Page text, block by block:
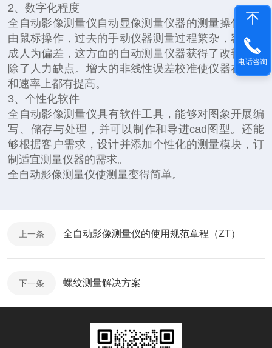
2、数字化程度
全自动影像测量仪自动显像测量仪器的测量操作全部
由鼠标操作，过去的手动仪器测量过程繁杂，容易造
成人为偏差，这方面的自动测量仪器获得了改善，去
除了人力缺点。增大的非线性误差校准使仪器在精度
和速率上都有提高。
3、个性化软件
全自动影像测量仪具有软件工具，能够对图象开展编
写、储存与处理，并可以制作和导进cad图型。还能
够根据客户需求，设计并添加个性化的测量模块，订
制适宜测量仪器的需求。
全自动影像测量仪使测量变得简单。
上一条 全自动影像测量仪的使用规范章程（ZT）
下一条 螺纹测量解决方案
电话咨询